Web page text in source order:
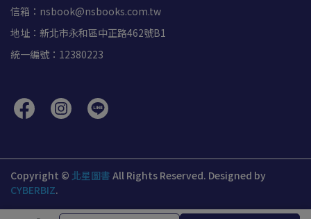
信箱：nsbook@nsbooks.com.tw
地址：新北市永和區中正路462號B1
統一編號：12380223
Copyright © 北星圖書 All Rights Reserved. Designed by
CYBERBIZ.